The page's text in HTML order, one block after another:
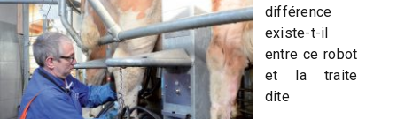
différence
existe-t-il
entre ce robot
et la traite
dite